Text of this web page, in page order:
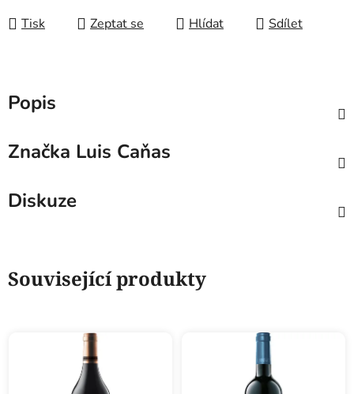
Tisk Zeptat se Hlídat Sdílet
Popis
Značka Luis Caňas
Diskuze
Související produkty